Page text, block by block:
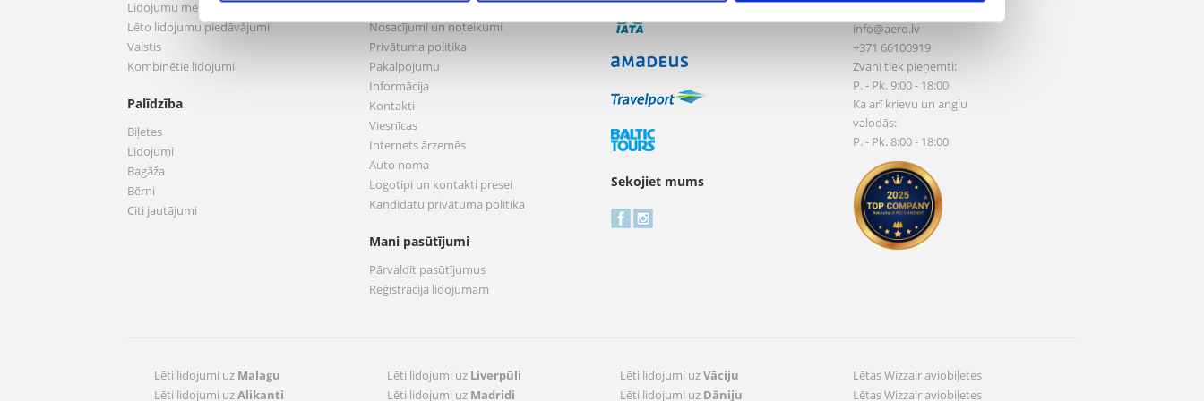
Lidojumu meklēšana
Lēto lidojumu piedāvājumi
Valstis
Kombinētie lidojumi
Palīdzība
Biļetes
Lidojumi
Bagāža
Bērni
Citi jautājumi
Par mums
Nosacījumi un noteikumi
Privātuma politika
Pakalpojumu
Informācija
Kontakti
Viesnīcas
Internets ārzemēs
Auto noma
Logotipi un kontakti presei
Kandidātu privātuma politika
Mani pasūtījumi
Pārvaldīt pasūtījumus
Reģistrācija lidojumam
Sekojiet mums
info@aero.lv
+371 66100919
Zvani tiek pieņemti:
P. - Pk. 9:00 - 18:00
Ka arī krievu un angļu
valodās:
P. - Pk. 8:00 - 18:00
Lēti lidojumi uz Malagu
Lēti lidojumi uzAlikanti
Lēti lidojumi uz Liverpūli
Lēti lidojumi uz Madridi
Lēti lidojumi uzVāciju
Lēti lidojumi uz Dāniju
Lētas Wizzair aviobiļetes
Lētas Wizzair aviobiļetes